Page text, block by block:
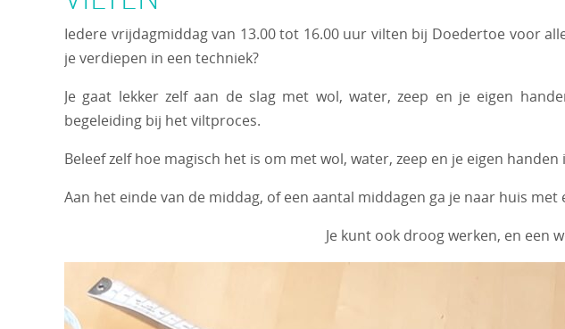
Iedere vrijdagmiddag van 13.00 tot 16.00 uur vilten bij Doedertoe voor
je verdiepen in een techniek?
Je gaat lekker zelf aan de slag met wol, water, zeep en je eigen
begeleiding bij het viltproces.
Beleef zelf hoe magisch het is om met wol, water, zeep en je eigen
Aan het einde van de middag, of een aantal middagen ga je naar huis
Je kunt ook droog werken, en een